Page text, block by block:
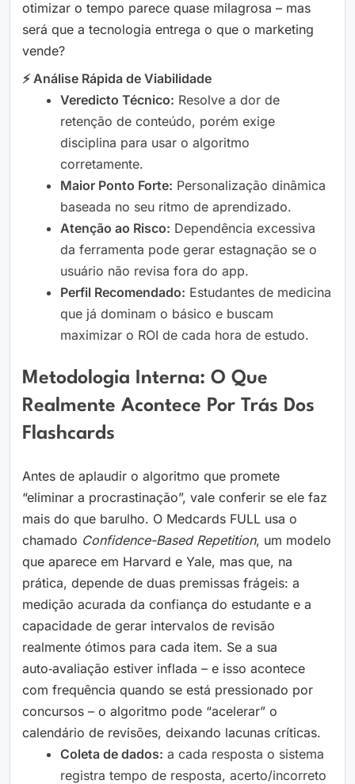
otimizar o tempo parece quase milagrosa – mas
será que a tecnologia entrega o que o marketing
vende?
⚡ Análise Rápida de Viabilidade
Veredicto Técnico: Resolve a dor de
retenção de conteúdo, porém exige
disciplina para usar o algoritmo
corretamente.
Maior Ponto Forte: Personalização dinâmica
baseada no seu ritmo de aprendizado.
Atenção ao Risco: Dependência excessiva
da ferramenta pode gerar estagnação se o
usuário não revisa fora do app.
Perfil Recomendado: Estudantes de medicina
que já dominam o básico e buscam
maximizar o ROI de cada hora de estudo.
Metodologia Interna: O Que
Realmente Acontece Por Trás Dos
Flashcards
Antes de aplaudir o algoritmo que promete
“eliminar a procrastinação”, vale conferir se ele faz
mais do que barulho. O Medcards FULL usa o
chamado Confidence-Based Repetition, um modelo
que aparece em Harvard e Yale, mas que, na
prática, depende de duas premissas frágeis: a
medição acurada da confiança do estudante e a
capacidade de gerar intervalos de revisão
realmente ótimos para cada item. Se a sua
auto‑avaliação estiver inflada – e isso acontece
com frequência quando se está pressionado por
concursos – o algoritmo pode “acelerar” o
calendário de revisões, deixando lacunas críticas.
Coleta de dados: a cada resposta o sistema
registra tempo de resposta, acerto/incorreto